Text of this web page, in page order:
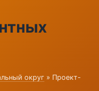
округ » Проект-